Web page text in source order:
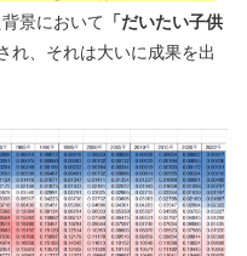
景において 「だいたい子供
れ、それは大いに成果を出